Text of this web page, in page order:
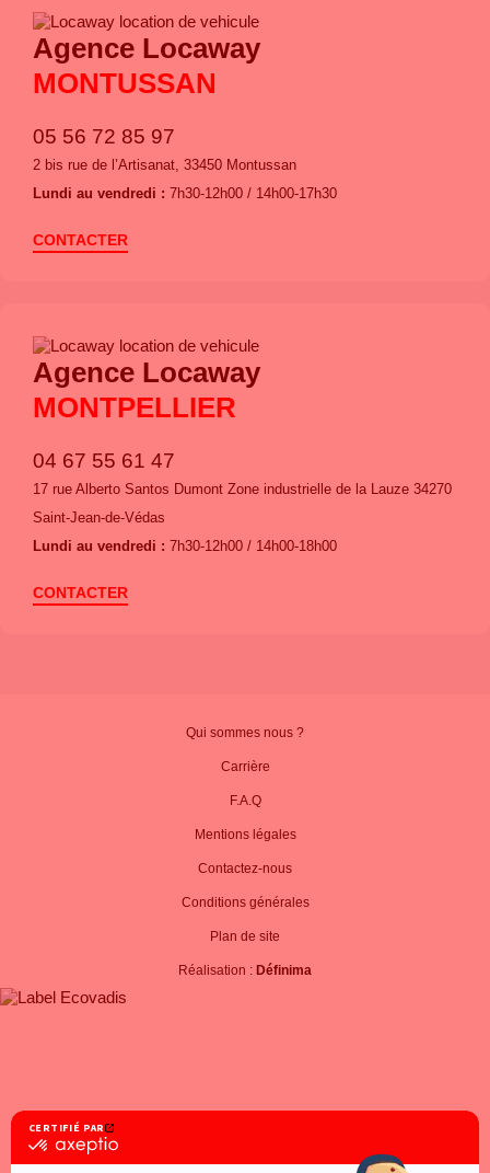
Agence Locaway
MONTUSSAN
05 56 72 85 97
2 bis rue de l’Artisanat, 33450 Montussan
Lundi au vendredi : 7h30-12h00 / 14h00-17h30
CONTACTER
Agence Locaway
MONTPELLIER
04 67 55 61 47
17 rue Alberto Santos Dumont Zone industrielle de la Lauze 34270
Saint-Jean-de-Védas
Lundi au vendredi : 7h30-12h00 / 14h00-18h00
CONTACTER
Qui sommes nous ?
Carrière
F.A.Q
Mentions légales
Contactez-nous
Conditions générales
Plan de site
Réalisation : Définima